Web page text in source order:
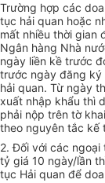
Trường hợp các
tục hải quan hoặc
mất nhiều thời gian
Ngân hàng Nhà
ngày liền kề trước
trước ngày đăng ký
hải quan. Từ ngày
xuất nhập khẩu thì
phải nộp trên tờ
theo nguyên tắc kế
2. Đối với các
tỷ giá 10 ngày/lần
tục Hải quan để